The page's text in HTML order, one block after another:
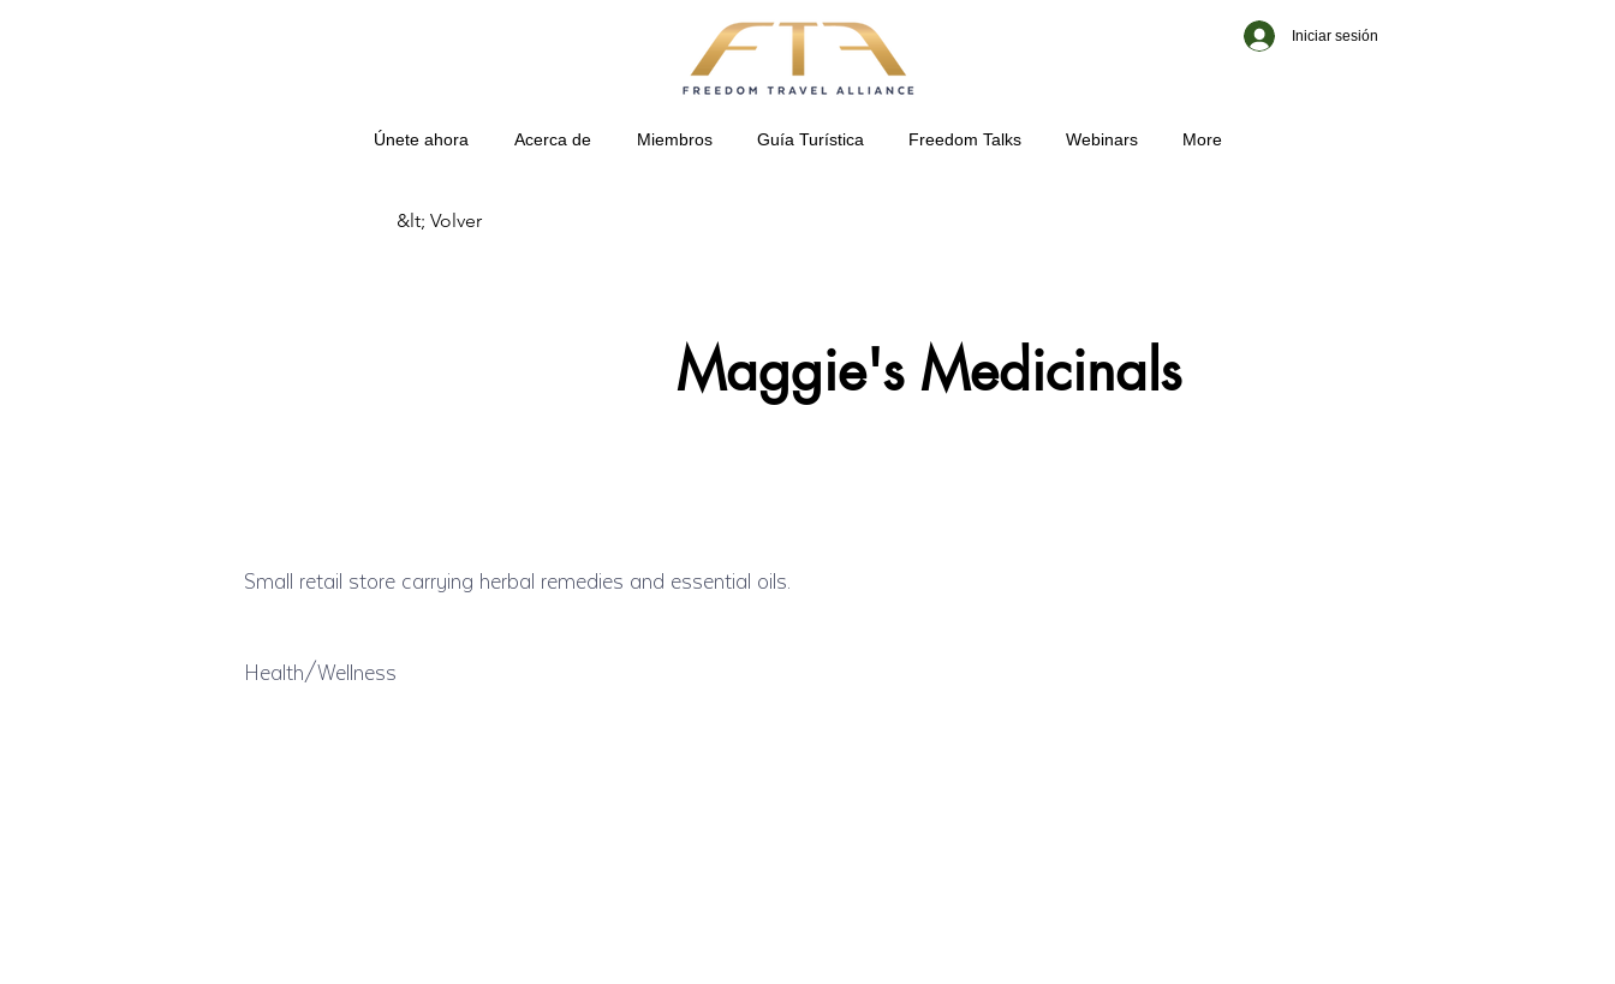
Iniciar sesión
Únete ahora Acerca de Miembros Guía Turística Freedom Talks Webinars More
&lt; Volver
Maggie's Medicinals
Small retail store carrying herbal remedies and essential oils.
Health/Wellness